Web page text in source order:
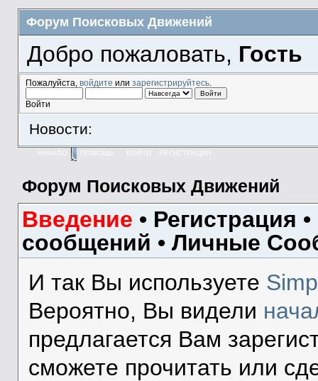
Форум Поисковых Движений
Добро пожаловать, Гость
Пожалуйста, войдите или зарегистрируйтесь.
Войти
Новости:
НАЧАЛО ПОМОЩЬ ВОЙТИ РЕГИСТРАЦИЯ
Форум Поисковых Движений
Введение • Регистрация •
сообщений • Личные
И так Вы используете
Вероятно, Вы видели
предлагается Вам
сможете прочитать или